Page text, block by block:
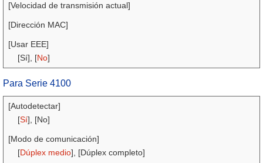
[Velocidad de transmisión actual]
[Dirección MAC]
[Usar EEE]
[Sí], [No]
Para Serie 4100
[Autodetectar]
[Sí], [No]
[Modo de comunicación]
[Dúplex medio], [Dúplex completo]